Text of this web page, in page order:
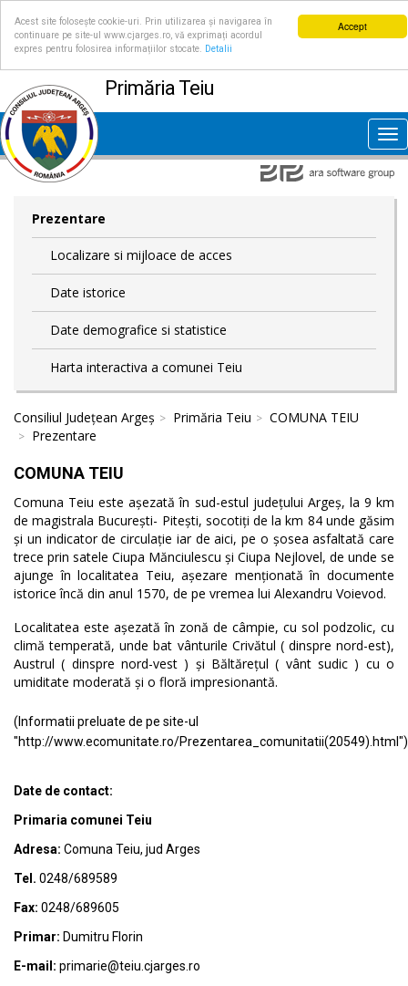
Accept
Acest site folosește cookie-uri. Prin utilizarea și navigarea în
continuare pe site-ul www.cjarges.ro, vă exprimați acordul
expres pentru folosirea informațiilor stocate.
Detalii
Primăria Teiu
Prezentare
Localizare si mijloace de acces
Date istorice
Date demografice si statistice
Harta interactiva a comunei Teiu
Consiliul Județean Argeș Primăria Teiu
COMUNA TEIU
Prezentare
COMUNA TEIU
Comuna Teiu este așezată în sud-estul județului Argeș, la 9 km
de magistrala București- Pitești, socotiți de la km 84 unde găsim
și un indicator de circulație iar de aici, pe o șosea asfaltată care
trece prin satele Ciupa Mănciulescu și Ciupa Nejlovel, de unde se
ajunge în localitatea Teiu, așezare menționată în documente
istorice încă din anul 1570, de pe vremea lui Alexandru Voievod.
Localitatea este așezată în zonă de câmpie, cu sol podzolic, cu
climă temperată, unde bat vânturile Crivătul ( dinspre nord-est),
Austrul ( dinspre nord-vest ) și Băltărețul ( vânt sudic ) cu o
umiditate moderată și o floră impresionantă.
(Informatii preluate de pe site-ul
"http://www.ecomunitate.ro/Prezentarea_comunitatii(20549).html")
Date de contact:
Primaria comunei Teiu
Adresa: Comuna Teiu, jud Arges
Tel. 0248/689589
Fax: 0248/689605
Primar: Dumitru Florin
E-mail: primarie@teiu.cjarges.ro